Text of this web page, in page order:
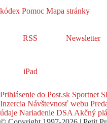
kódex Pomoc Mapa stránky
RSS Newsletter
iPad
Prihlásenie do Post.sk Sportnet
Inzercia Návštevnosť webu
údaje Nariadenie DSA Akčný